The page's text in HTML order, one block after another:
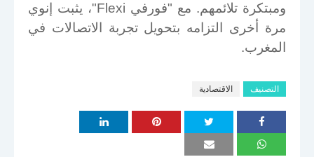
ومبتكرة تلائمهم. مع "فورفي Flexi"، يثبت إنوي
مرة أخرى التزامه بتحويل تجربة الاتصالات في
المغرب.
التصنيف الاقتصادية